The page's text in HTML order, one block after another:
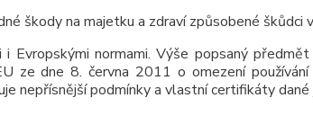
škody na majetku a zdraví způsobené škůdci
Evropskými normami. Výše popsaný
ze dne 8. června 2011 o omezení
nepřísnější podmínky a vlastní certifikáty